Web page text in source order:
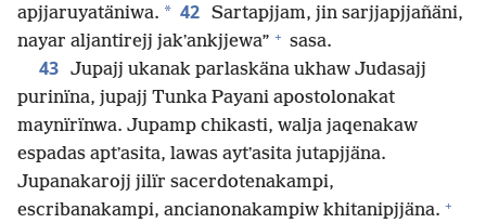
apjjaruyatäniwa. * 42 Sartapjjam, jin sarjjapjjañäni,
nayar aljantirejj jakʼankjjewa” + sasa.
43 Jupajj ukanak parlaskäna ukhaw Judasajj
purinïna, jupajj Tunka Payani apostolonakat
maynïrïnwa. Jupamp chikasti, walja jaqenakaw
espadas aptʼasita, lawas aytʼasita jutapjjäna.
Jupanakarojj jilïr sacerdotenakampi,
escribanakampi, ancianonakampiw khitanipjjäna. +